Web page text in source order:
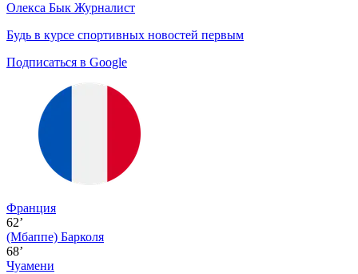
Олекса Бык Журналист
Будь в курсе спортивных новостей первым
Подписаться в Google
Франция
62’
(Мбаппе) Барколя
68’
Чуамени